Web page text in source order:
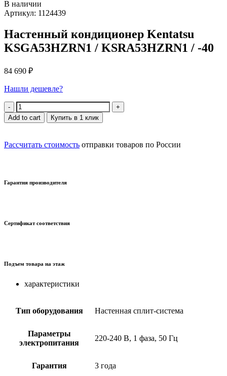
В наличии
Артикул: 1124439
Настенный кондиционер Kentatsu
KSGA53HZRN1 / KSRA53HZRN1 / -40
84 690 ₽
Нашли дешевле?
Quantity
Add to cart Купить в 1 клик
Рассчитать стоимость отправки товаров по России
Гарантия производителя
Сертификат соответствия
Подъем товара на этаж
характеристики
Тип оборудования Настенная сплит-система
Параметры
электропитания
220-240 В, 1 фаза, 50 Гц
Гарантия 3 года